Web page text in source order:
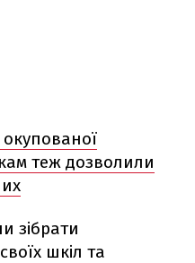
теж дозволили
зібрати
шкіл та